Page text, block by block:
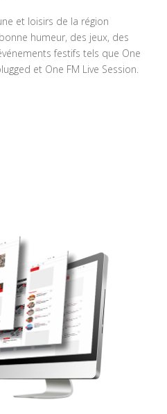
et loisirs de la région
humeur, des jeux, des
festifs tels que One
et One FM Live Session.